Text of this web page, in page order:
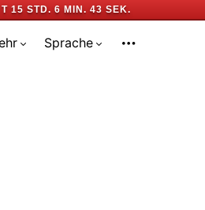
15 STD. 6 MIN. 42 SEK.
Sprache